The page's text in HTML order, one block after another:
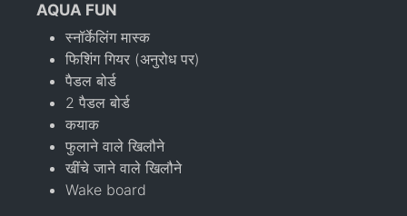
AQUA FUN
स्नॉर्केलिंग मास्क
फिशिंग गियर (अनुरोध पर)
पैडल बोर्ड
2 पैडल बोर्ड
कयाक
फुलाने वाले खिलौने
खींचे जाने वाले खिलौने
Wake board